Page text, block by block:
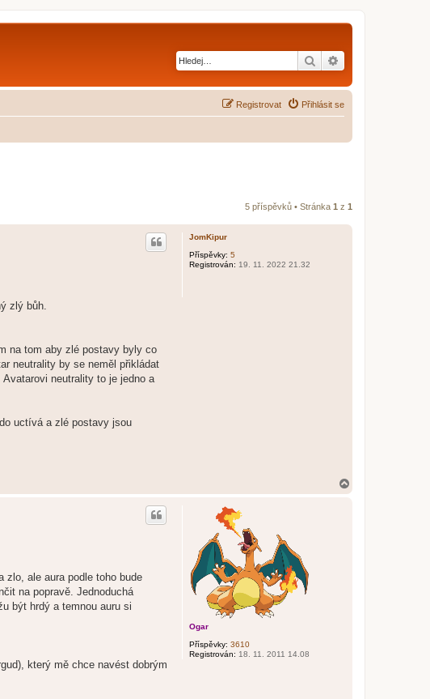
Hledat
Přihlásit se
Registrovat
5 příspěvků • Stránka 1 z 1
JomKipur
Příspěvky: 5
Registrován: 19. 11. 2022 21.32
zlý bůh.
na tom aby zlé postavy byly co
neutrality by se neměl přikládat
neutrality to je jedno a
uctívá a zlé postavy jsou
Ogar
Příspěvky: 3610
Registrován: 18. 11. 2011 14.08
ale aura podle toho bude
na popravě. Jednoduchá
být hrdý a temnou auru si
který mě chce navést dobrým